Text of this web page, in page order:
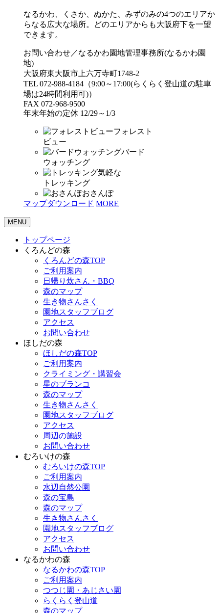
なるかわ、くさか、ぬかた、みずのみの4つのエリアか
らなる広大な場所。どのエリアからも大阪府下を一望
できます。
お問い合わせ／なるかわ園地管理事務所(なるかわ園
地)
大阪府東大阪市上六万寺町1748-2
TEL 072-988-4184（9:00～17:00(らくらく登山道の駐車
場は24時間利用可)）
FAX 072-968-9500
年末年始の定休 12/29～1/3
フォレスト
ビュー
バード
ウォッチング
気軽な
トレッキング
おさんぽ
マップダウンロード MORE
MENU
トップページ
くろんどの森
くろんどの森TOP
ご利用案内
日帰り炊さん・BBQ
森のマップ
生き物さんさく
園地スタッフブログ
アクセス
お問い合わせ
ほしだの森
ほしだの森TOP
ご利用案内
クライミング・講習会
星のブランコ
森のマップ
生き物さんさく
園地スタッフブログ
アクセス
周辺の施設
お問い合わせ
むろいけの森
むろいけの森TOP
ご利用案内
水辺自然公園
森の宝島
森のマップ
生き物さんさく
園地スタッフブログ
アクセス
お問い合わせ
なるかわの森
なるかわの森TOP
ご利用案内
つつじ園・あじさい園
らくらく登山道
森のマップ